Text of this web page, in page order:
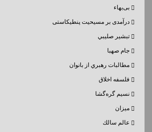
بی‌بهاء
درآمدی بر مسیحیت پنطیکاستی
تبشير صليبي
جام صهبا
مطالبات رهبري از بانوان
فلسفه اخلاق
نسيم گره‌گشا
میزان
عالم سالك